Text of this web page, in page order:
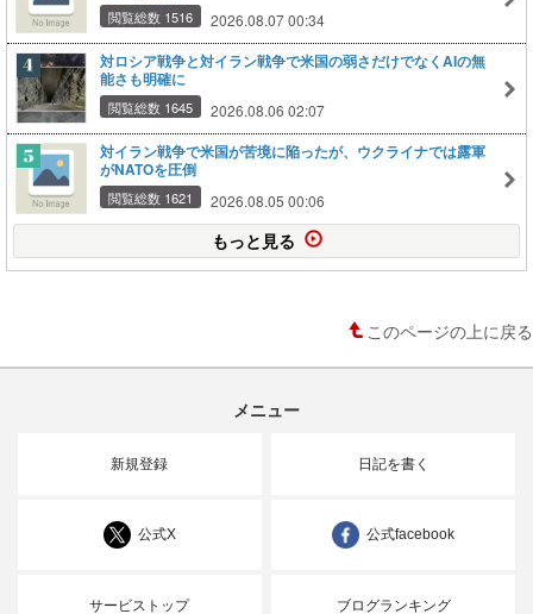
閲覧総数 1516 2026.08.07 00:34
対ロシア戦争と対イラン戦争で米国の弱さだけでなくAIの無
能さも明確に
閲覧総数 1645 2026.08.06 02:07
対イラン戦争で米国が苦境に陥ったが、ウクライナでは露軍
がNATOを圧倒
閲覧総数 1621 2026.08.05 00:06
もっと見る
このページの上に戻る
メニュー
新規登録 日記を書く
公式X 公式facebook
サービストップ ブログランキング